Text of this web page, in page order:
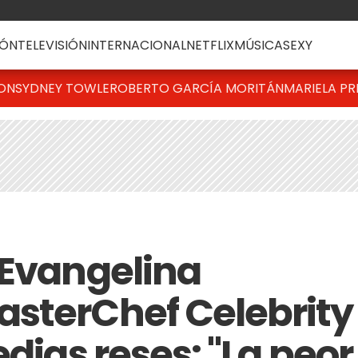
TELEVISIÓNINTERNACIONALNETFLIXMÚSICASEXY
SYDNEY TOWLEROBERTO GARCÍA MORITÁNMARIELA
Celebrity